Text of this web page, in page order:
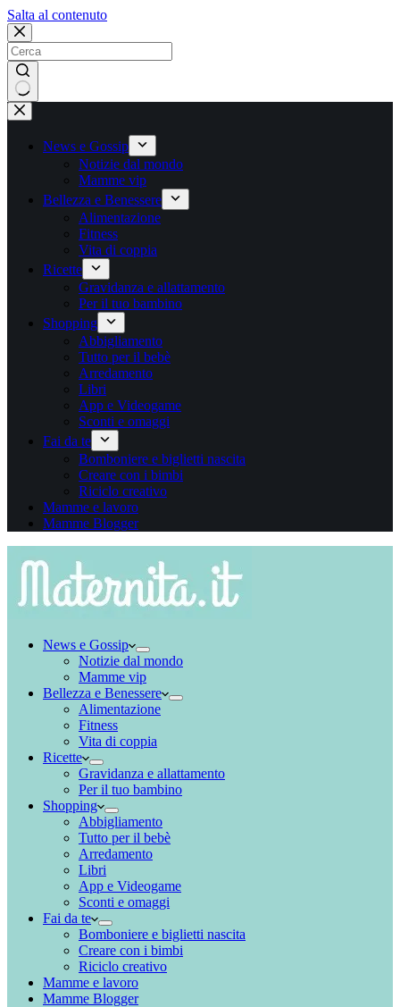
Salta al contenutoSalta
contenuto
Nessun
risultato
News e Gossip
Notizie dal mondo
Mamme vip
Bellezza e Benessere
Alimentazione
Fitness
Vita di coppia
Ricette
Gravidanza e allattamento
Per il tuo bambino
Shopping
Abbigliamento
Tutto per il bebè
Arredamento
Libri
App e Videogame
Sconti e omaggi
Fai da te
Bomboniere e biglietti nascita
Creare con i bimbi
Riciclo creativo
Mamme e lavoro
Mamme Blogger
News e Gossip
Notizie dal mondo
Mamme vip
Bellezza e Benessere
Alimentazione
Fitness
Vita di coppia
Ricette
Gravidanza e allattamento
Per il tuo bambino
Shopping
Abbigliamento
Tutto per il bebè
Arredamento
Libri
App e Videogame
Sconti e omaggi
Fai da te
Bomboniere e biglietti nascita
Creare con i bimbi
Riciclo creativo
Mamme e lavoro
Mamme Blogger